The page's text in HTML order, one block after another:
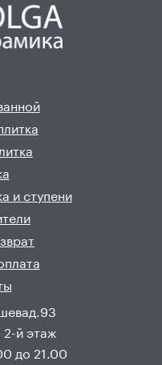
и ступени
2-й этаж
до 21.00